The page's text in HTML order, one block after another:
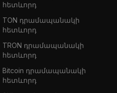
հետևորդ
TON դրամապանակի
հետևորդ
TRON դրամապանակի
հետևորդ
Bitcoin դրամապանակի
հետևորդ